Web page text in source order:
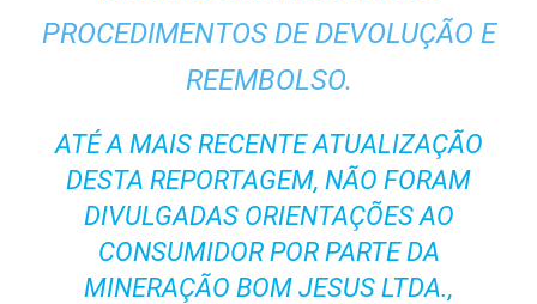
PROCEDIMENTOS DE DEVOLUÇÃO E
REEMBOLSO.
ATÉ A MAIS RECENTE ATUALIZAÇÃO
DESTA REPORTAGEM, NÃO FORAM
DIVULGADAS ORIENTAÇÕES AO
CONSUMIDOR POR PARTE DA
MINERAÇÃO BOM JESUS LTDA.,